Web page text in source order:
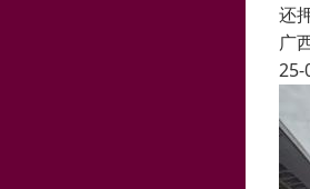
还
广
25-